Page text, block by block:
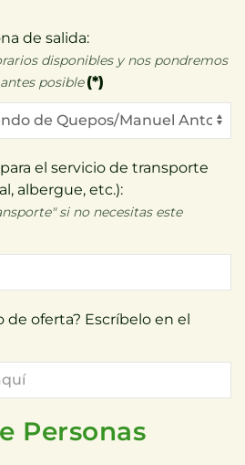
de salida:
disponibles y nos pondremos
posible (*)
el servicio de transporte
albergue, etc.):
si no necesitas este
de oferta? Escríbelo en el
Personas